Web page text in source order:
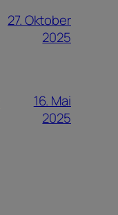
27. Oktober
2025
16. Mai
2025